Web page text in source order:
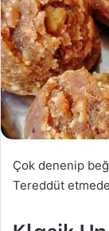
Çok denenip
Tereddüt